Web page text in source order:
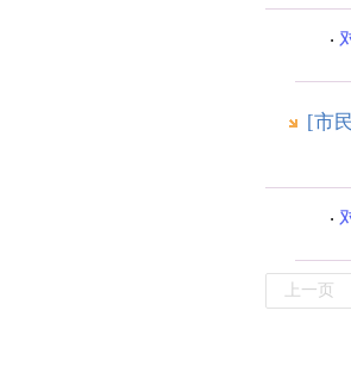
[市
上一页